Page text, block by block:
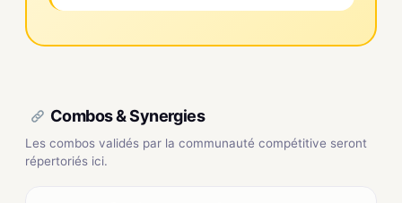
Combos & Synergies
Les combos validés par la communauté compétitive seront
répertoriés ici.